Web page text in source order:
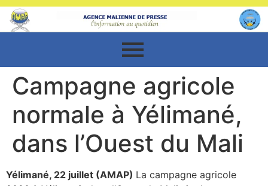
Campagne agricole
normale à Yélimané,
dans l’Ouest du Mali
Yélimané, 22 juillet (AMAP) La campagne agricole